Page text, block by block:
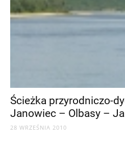
Ścieżka przyrodniczo-
Janowiec – Olbasy –
28 WRZEŚNIA 2010